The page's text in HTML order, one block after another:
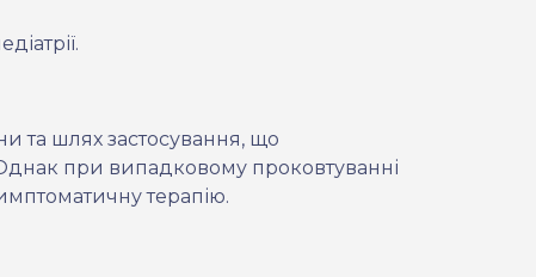
та шлях застосування, що
при випадковому проковтуванні
терапію.